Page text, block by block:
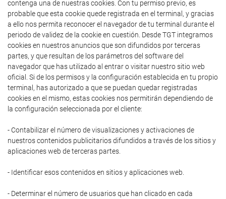
contenga una de nuestras cookies. Con tu permiso previo, es
probable que esta cookie quede registrada en el terminal, y gracias
a ello nos permita reconocer el navegador de tu terminal durante el
periodo de validez de la cookie en cuestión. Desde TGT integramos
cookies en nuestros anuncios que son difundidos por terceras
partes, y que resultan de los parámetros del software del
navegador que has utilizado al entrar o visitar nuestro sitio web
oficial. Si de los permisos y la configuración establecida en tu propio
terminal, has autorizado a que se puedan quedar registradas
cookies en el mismo, estas cookies nos permitirán dependiendo de
la configuración seleccionada por el cliente:
- Contabilizar el número de visualizaciones y activaciones de
nuestros contenidos publicitarios difundidos a través de los sitios y
aplicaciones web de terceras partes.
- Identificar esos contenidos en sitios y aplicaciones web.
- Determinar el número de usuarios que han clicado en cada